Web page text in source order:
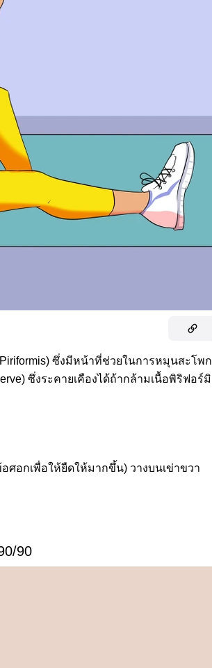
ซึ่งมีหน้าที่ช่วยในการหมุนสะโพก
ซึ่งระคายเคืองได้ถ้ากล้ามเนื้อพิริฟอร์มิ
อกเพื่อให้ยืดให้มากขึ้น) วางบนเข่าขวา
90